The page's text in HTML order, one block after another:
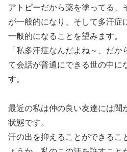
アトピーだから薬を塗ってる、
が一般的になり、そして多汗症
一般的になることを望みます。
「私多汗症なんだよね～、だ
て会話が普通にできる世の中に
す。
最近の私は仲の良い友達には聞
状態です。
汗の出を抑えることができるこ